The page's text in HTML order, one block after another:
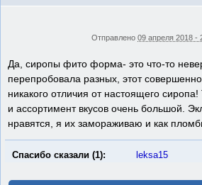
Отправлено 09 апреля 2018 -
Да, сиропы фито форма- это что-то
перепробовала разных, этот
никакого отличия от настоящего сиропа!
и ассортимент вкусов очень большой.
нравятся, я их замораживаю и как
Спасибо сказали (1): leksa15